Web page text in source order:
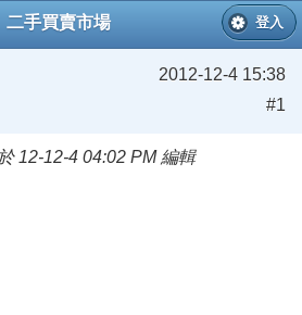
二手買賣市場 登入
2012-12-4 15:38
#1
12-12-4 04:02 PM 編輯